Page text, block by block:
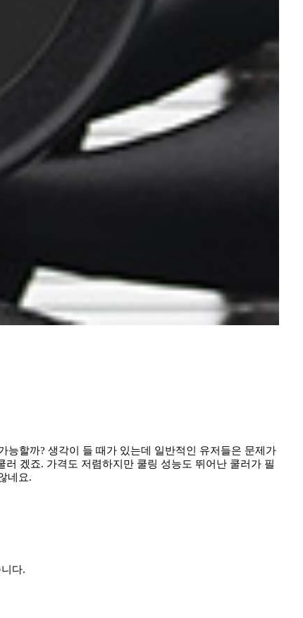
능할까? 생각이 들 때가 있는데 일반적인 유저들은 문제가
겠죠. 가격도 저렴하지만 쿨링 성능도 뛰어난 쿨러가 필
네요.
다.